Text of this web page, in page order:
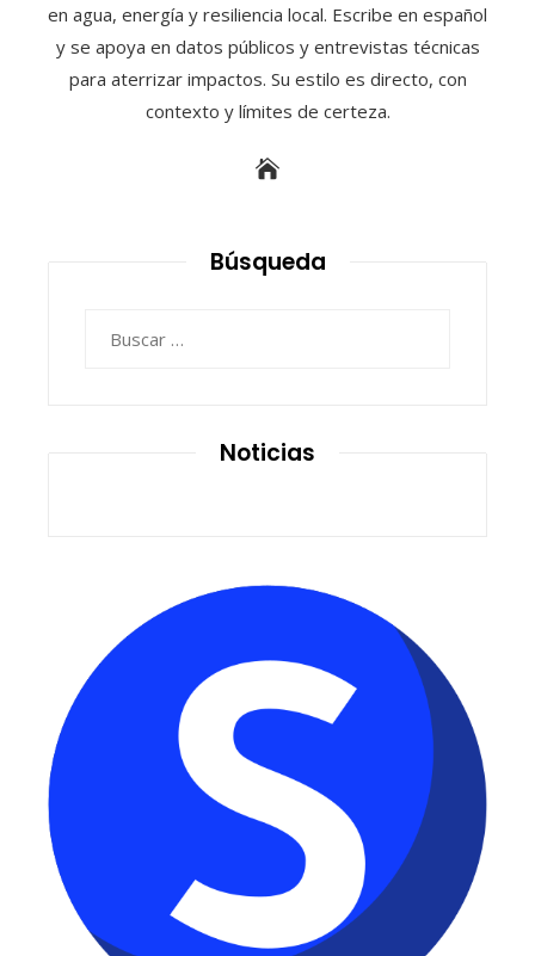
en agua, energía y resiliencia local. Escribe en español
y se apoya en datos públicos y entrevistas técnicas
para aterrizar impactos. Su estilo es directo, con
contexto y límites de certeza.
Búsqueda
Noticias